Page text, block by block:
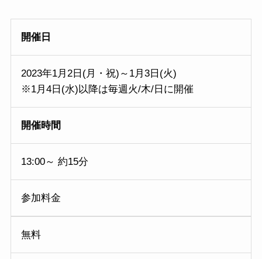
開催日
2023年1月2日(月・祝)～1月3日(火)
※1月4日(水)以降は毎週火/木/日に開催
開催時間
13:00～ 約15分
参加料金
無料